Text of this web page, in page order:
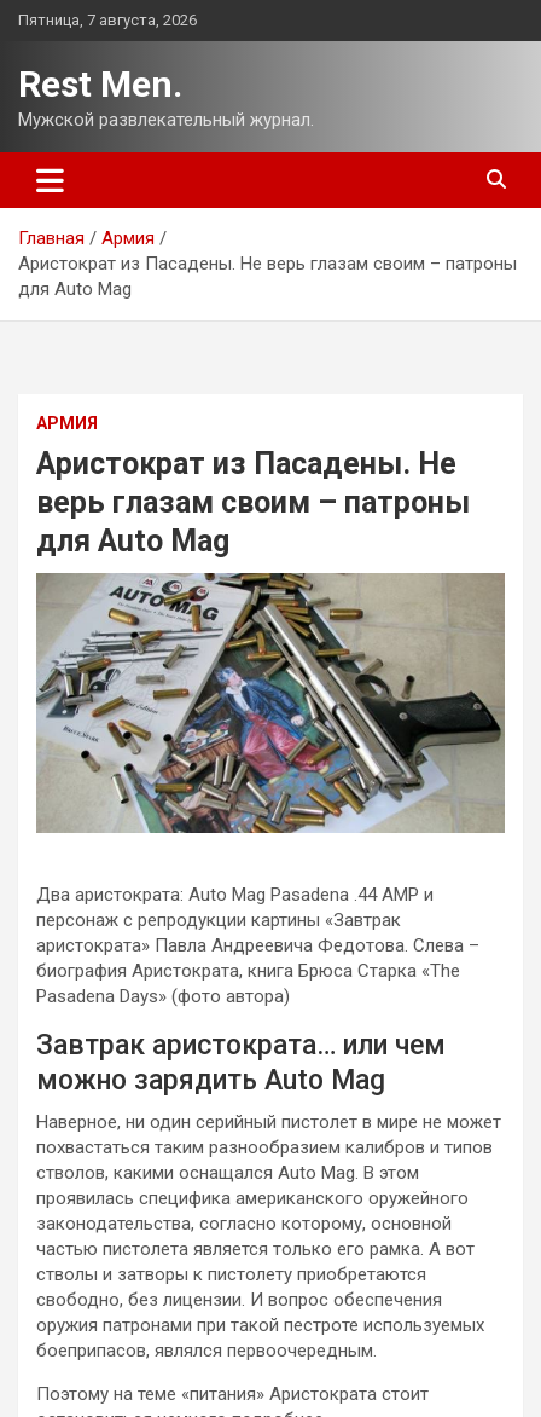
Перейти
Пятница, 7 августа, 2026
Rest Men.
Мужской развлекательный журнал.
Главная
Армия
Аристократ из Пасадены. Не верь глазам своим – патроны
для Auto Mag
АРМИЯ
Аристократ из Пасадены. Не
верь глазам своим – патроны
для Auto Mag
Два аристократа: Auto Mag Pasadena .44 AMP и
персонаж с репродукции картины «Завтрак
аристократа» Павла Андреевича Федотова. Слева –
биография Аристократа, книга Брюса Старка «The
Pasadena Days» (фото автора)
Завтрак аристократа… или чем
можно зарядить Auto Mag
Наверное, ни один серийный пистолет в мире не может
похвастаться таким разнообразием калибров и типов
стволов, какими оснащался Auto Mag. В этом
проявилась специфика американского оружейного
законодательства, согласно которому, основной
частью пистолета является только его рамка. А вот
стволы и затворы к пистолету приобретаются
свободно, без лицензии. И вопрос обеспечения
оружия патронами при такой пестроте используемых
боеприпасов, являлся первоочередным.
Поэтому на теме «питания» Аристократа стоит